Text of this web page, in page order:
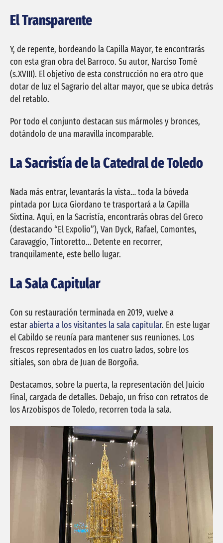
El Transparente
Y, de repente, bordeando la Capilla Mayor, te encontrarás
con esta gran obra del Barroco. Su autor, Narciso Tomé
(s.XVIII). El objetivo de esta construcción no era otro que
dotar de luz el Sagrario del altar mayor, que se ubica detrás
del retablo.
Por todo el conjunto destacan sus mármoles y bronces,
dotándolo de una maravilla incomparable.
La Sacristía de la Catedral de Toledo
Nada más entrar, levantarás la vista… toda la bóveda
pintada por Luca Giordano te trasportará a la Capilla
Sixtina. Aquí, en la Sacristía, encontrarás obras del Greco
(destacando “El Expolio”), Van Dyck, Rafael, Comontes,
Caravaggio, Tintoretto… Detente en recorrer,
tranquilamente, este bello lugar.
La Sala Capitular
Con su restauración terminada en 2019, vuelve a
estarabierta a los visitantes la sala capitular. En este lugar
el Cabildo se reunía para mantener sus reuniones. Los
frescos representados en los cuatro lados, sobre los
sitiales, son obra de Juan de Borgoña.
Destacamos, sobre la puerta, la representación del Juicio
Final, cargada de detalles. Debajo, un friso con retratos de
los Arzobispos de Toledo, recorren toda la sala.